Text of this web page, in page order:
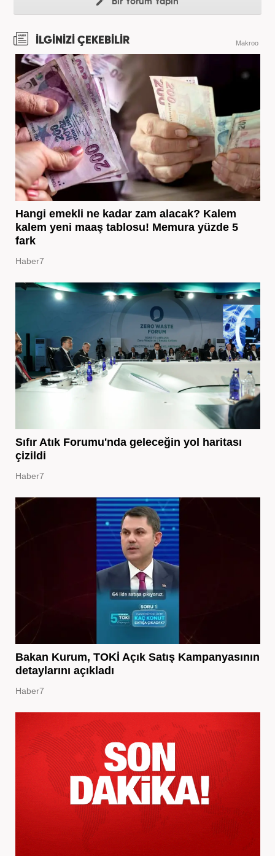
İLGİNİZİ ÇEKEBİLİR Makroo
Hangi emekli ne kadar zam alacak? Kalem
kalem yeni maaş tablosu! Memura yüzde 5
fark
Haber7
Sıfır Atık Forumu'nda geleceğin yol haritası
çizildi
Haber7
Bakan Kurum, TOKİ Açık Satış Kampanyasının
detaylarını açıkladı
Haber7